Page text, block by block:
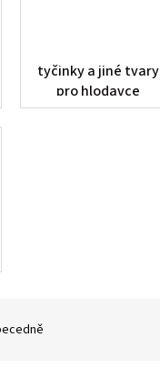
tyčinky a jiné tvary
pro hlodavce